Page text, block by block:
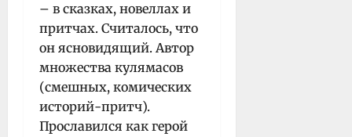
– в сказках, новеллах и
притчах. Считалось, что
он ясновидящий. Автор
множества кулямасов
(смешных, комических
историй-притч).
Прославился как герой